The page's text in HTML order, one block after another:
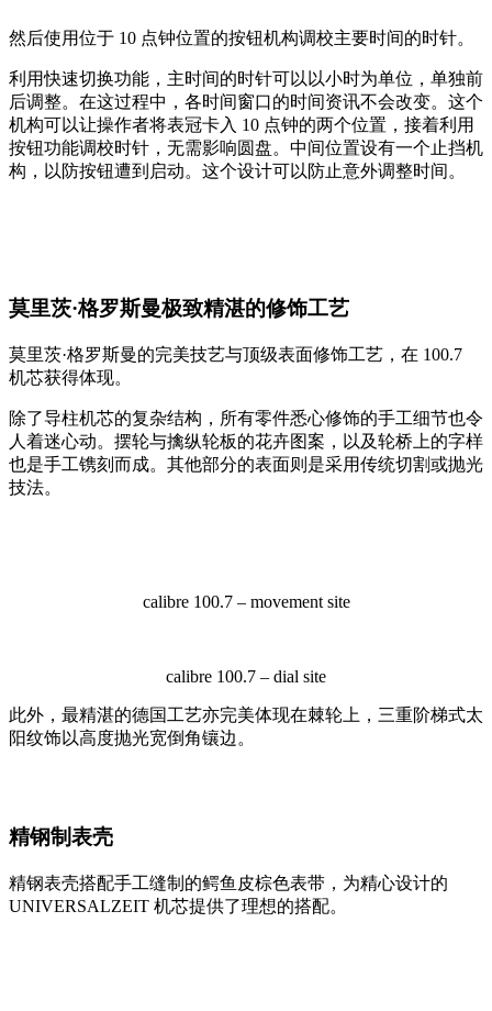
然后使用位于 10 点钟位置的按钮机构调校主要时间的时针。
利用快速切换功能，主时间的时针可以以小时为单位，单独前
后调整。在这过程中，各时间窗口的时间资讯不会改变。这个
机构可以让操作者将表冠卡入 10 点钟的两个位置，接着利用
按钮功能调校时针，无需影响圆盘。中间位置设有一个止挡机
构，以防按钮遭到启动。这个设计可以防止意外调整时间。
莫里茨·格罗斯曼极致精湛的修饰工艺
莫里茨·格罗斯曼的完美技艺与顶级表面修饰工艺，在 100.7
机芯获得体现。
除了导柱机芯的复杂结构，所有零件悉心修饰的手工细节也令
人着迷心动。摆轮与擒纵轮板的花卉图案，以及轮桥上的字样
也是手工镌刻而成。其他部分的表面则是采用传统切割或抛光
技法。
calibre 100.7 – movement site
calibre 100.7 – dial site
此外，最精湛的德国工艺亦完美体现在棘轮上，三重阶梯式太
阳纹饰以高度抛光宽倒角镶边。
精钢制表壳
精钢表壳搭配手工缝制的鳄鱼皮棕色表带，为精心设计的
UNIVERSALZEIT 机芯提供了理想的搭配。